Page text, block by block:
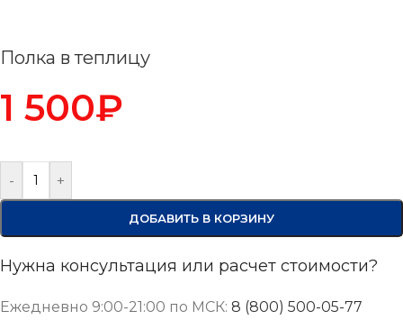
Полка в теплицу
1 500₽
- +
ДОБАВИТЬ В КОРЗИНУ
Нужна консультация или расчет стоимости?
Ежедневно 9:00-21:00 по МСК: 8 (800) 500-05-77